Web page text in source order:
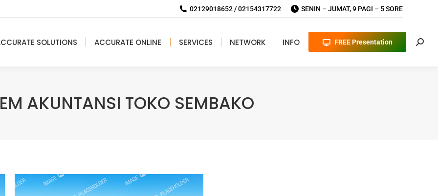
02129018652 / 02154317722 SENIN – JUMAT, 9 PAGI – 5 SORE
SOLUTIONS ACCURATE ONLINE SERVICES NETWORK INFO FREE Presentation
AKUNTANSI TOKO SEMBAKO